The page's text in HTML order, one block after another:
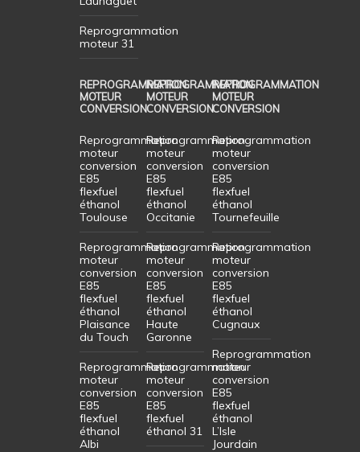
Reprogrammation
moteur 31
REPROGRAMMATION
MOTEUR
CONVERSION
Reprogrammation
moteur
conversion
E85
flexfuel
éthanol
Toulouse
Reprogrammation
moteur
conversion
E85
flexfuel
éthanol
Plaisance
du Touch
Reprogrammation
moteur
conversion
E85
flexfuel
éthanol
Albi
REPROGRAMMATION
MOTEUR
CONVERSION
Reprogrammation
moteur
conversion
E85
flexfuel
éthanol
Occitanie
Reprogrammation
moteur
conversion
E85
flexfuel
éthanol
Haute
Garonne
Reprogrammation
moteur
conversion
E85
flexfuel
éthanol 31
REPROGRAMMATION
MOTEUR
CONVERSION
Reprogrammation
moteur
conversion
E85
flexfuel
éthanol
Tournefeuille
Reprogrammation
moteur
conversion
E85
flexfuel
éthanol
Cugnaux
Reprogrammation
moteur
conversion
E85
flexfuel
éthanol
L’Isle
Jourdain